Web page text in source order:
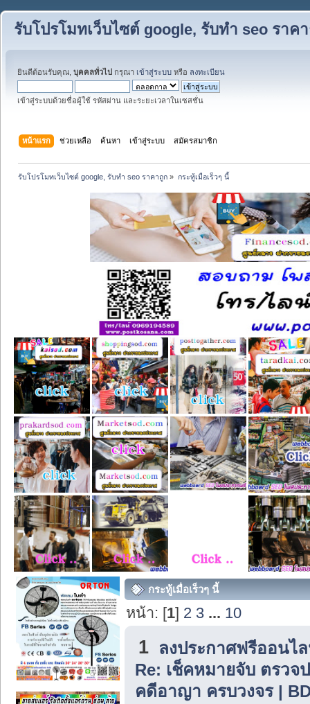
รับโปรโมทเว็บไซต์ google, รับทำ seo ราค
ยินดีต้อนรับคุณ, บุคคลทั่วไป กรุณา เข้าสู่ระบบ หรือ ลงทะเบียน
เข้าสู่ระบบด้วยชื่อผู้ใช้ รหัสผ่าน และระยะเวลาในเซสชั่น
หน้าแรก ช่วยเหลือ ค้นหา เข้าสู่ระบบ สมัครสมาชิก
รับโปรโมทเว็บไซต์ google, รับทำ seo ราคาถูก » กระทู้เมื่อเร็วๆ นี้
กระทู้เมื่อเร็วๆ นี้
หน้า: [1] 2 3 ... 10
1 ลงประกาศฟรีออนไ
Re: เช็คหมายจับ ตรว
คดีอาญา ครบวงจร |